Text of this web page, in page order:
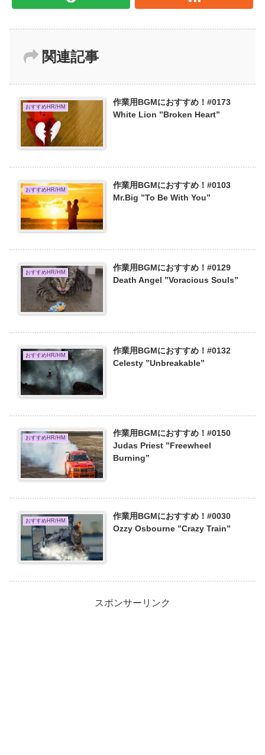
関連記事
おすすめHR/HM
作業用BGMにおすすめ！#0173
White Lion ”Broken Heart”
おすすめHR/HM
作業用BGMにおすすめ！#0103
Mr.Big ”To Be With You”
おすすめHR/HM
作業用BGMにおすすめ！#0129
Death Angel ”Voracious Souls”
おすすめHR/HM
作業用BGMにおすすめ！#0132
Celesty ”Unbreakable”
おすすめHR/HM
作業用BGMにおすすめ！#0150
Judas Priest ”Freewheel
Burning”
おすすめHR/HM
作業用BGMにおすすめ！#0030
Ozzy Osbourne ”Crazy Train”
スポンサーリンク